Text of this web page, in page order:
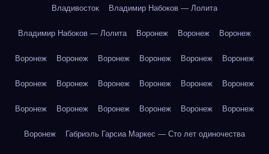
Владивосток Владимир Набоков — Лолита
Владимир Набоков — Лолита Воронеж Воронеж Воронеж
Воронеж Воронеж Воронеж Воронеж Воронеж Воронеж
Воронеж Воронеж Воронеж Воронеж Воронеж Воронеж
Воронеж Воронеж Воронеж Воронеж Воронеж Воронеж
Воронеж Габриэль Гарсиа Маркес — Сто лет одиночества